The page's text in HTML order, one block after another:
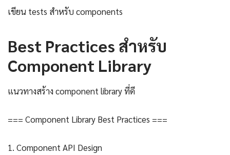
เขียน tests สำหรับ components
Best Practices สำหรับ
Component Library
แนวทางสร้าง component library ที่ดี
=== Component Library Best Practices ===
1. Component API Design